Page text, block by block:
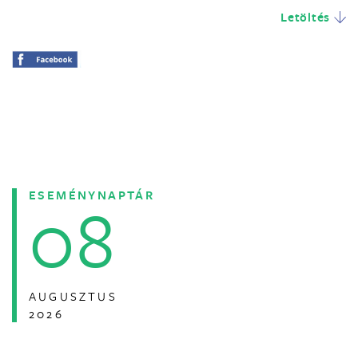
Letöltés
ESEMÉNYNAPTÁR
08
AUGUSZTUS
2026